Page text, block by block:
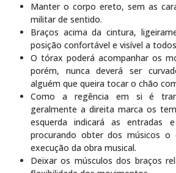
Manter o corpo ereto, sem as
militar de sentido.
Braços acima da cintura,
posição confortável e visível a
O tórax poderá acompanhar os
porém, nunca deverá ser
alguém que queira tocar o chão
Como a regência em si é
geralmente a direita marca os
esquerda indicará as entradas
procurando obter dos músicos o
execução da obra musical.
Deixar os músculos dos braços